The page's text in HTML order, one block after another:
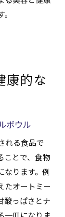
康的な
ボウル
れる食品で
ことで、食物
なります。例
たオートミー
酸っぱさとナ